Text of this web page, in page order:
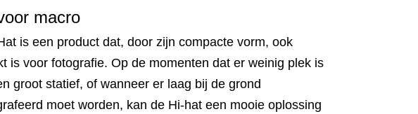
macro
is een product dat, door zijn compacte vorm, ook
is voor fotografie. Op de momenten dat er weinig plek is
groot statief, of wanneer er laag bij de grond
moet worden, kan de Hi-hat een mooie oplossing